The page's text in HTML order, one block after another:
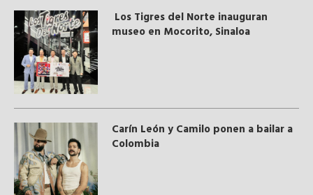
Los Tigres del Norte inauguran
museo en Mocorito, Sinaloa
Carín León y Camilo ponen a bailar a
Colombia